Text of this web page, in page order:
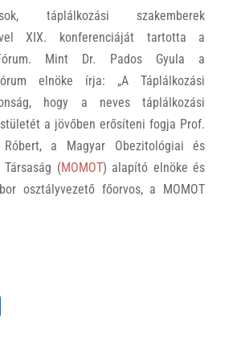
táplálkozási szakemberek
XIX. konferenciáját tartotta a
Mint Dr. Pados Gyula a
elnöke írja: „A Táplálkozási
hogy a neves táplálkozási
a jövőben erősíteni fogja Prof.
a Magyar Obezitológiai és
Társaság (MOMOT) alapító elnöke és
osztályvezető főorvos, a MOMOT